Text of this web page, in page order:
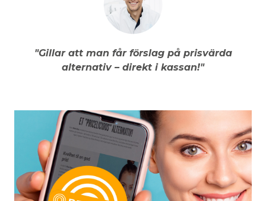
"Gillar att man får förslag på prisvärda
alternativ – direkt i kassan!"